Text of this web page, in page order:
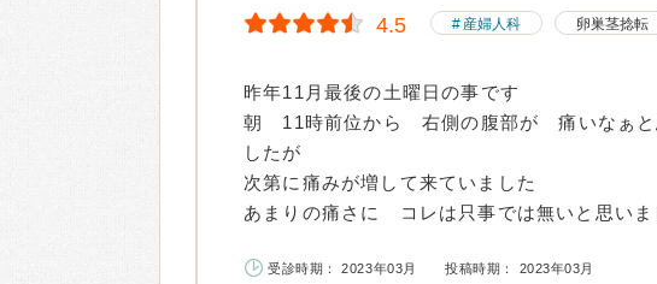
4.5 産婦人科 卵巣茎捻転
昨年11月最後の土曜日の事です
朝 11時前位から 右側の腹部が 痛いなぁと
したが
次第に痛みが増して来ていました
あまりの痛さに コレは只事では無いと思いま
受診時期： 2023年03月 投稿時期： 2023年03月